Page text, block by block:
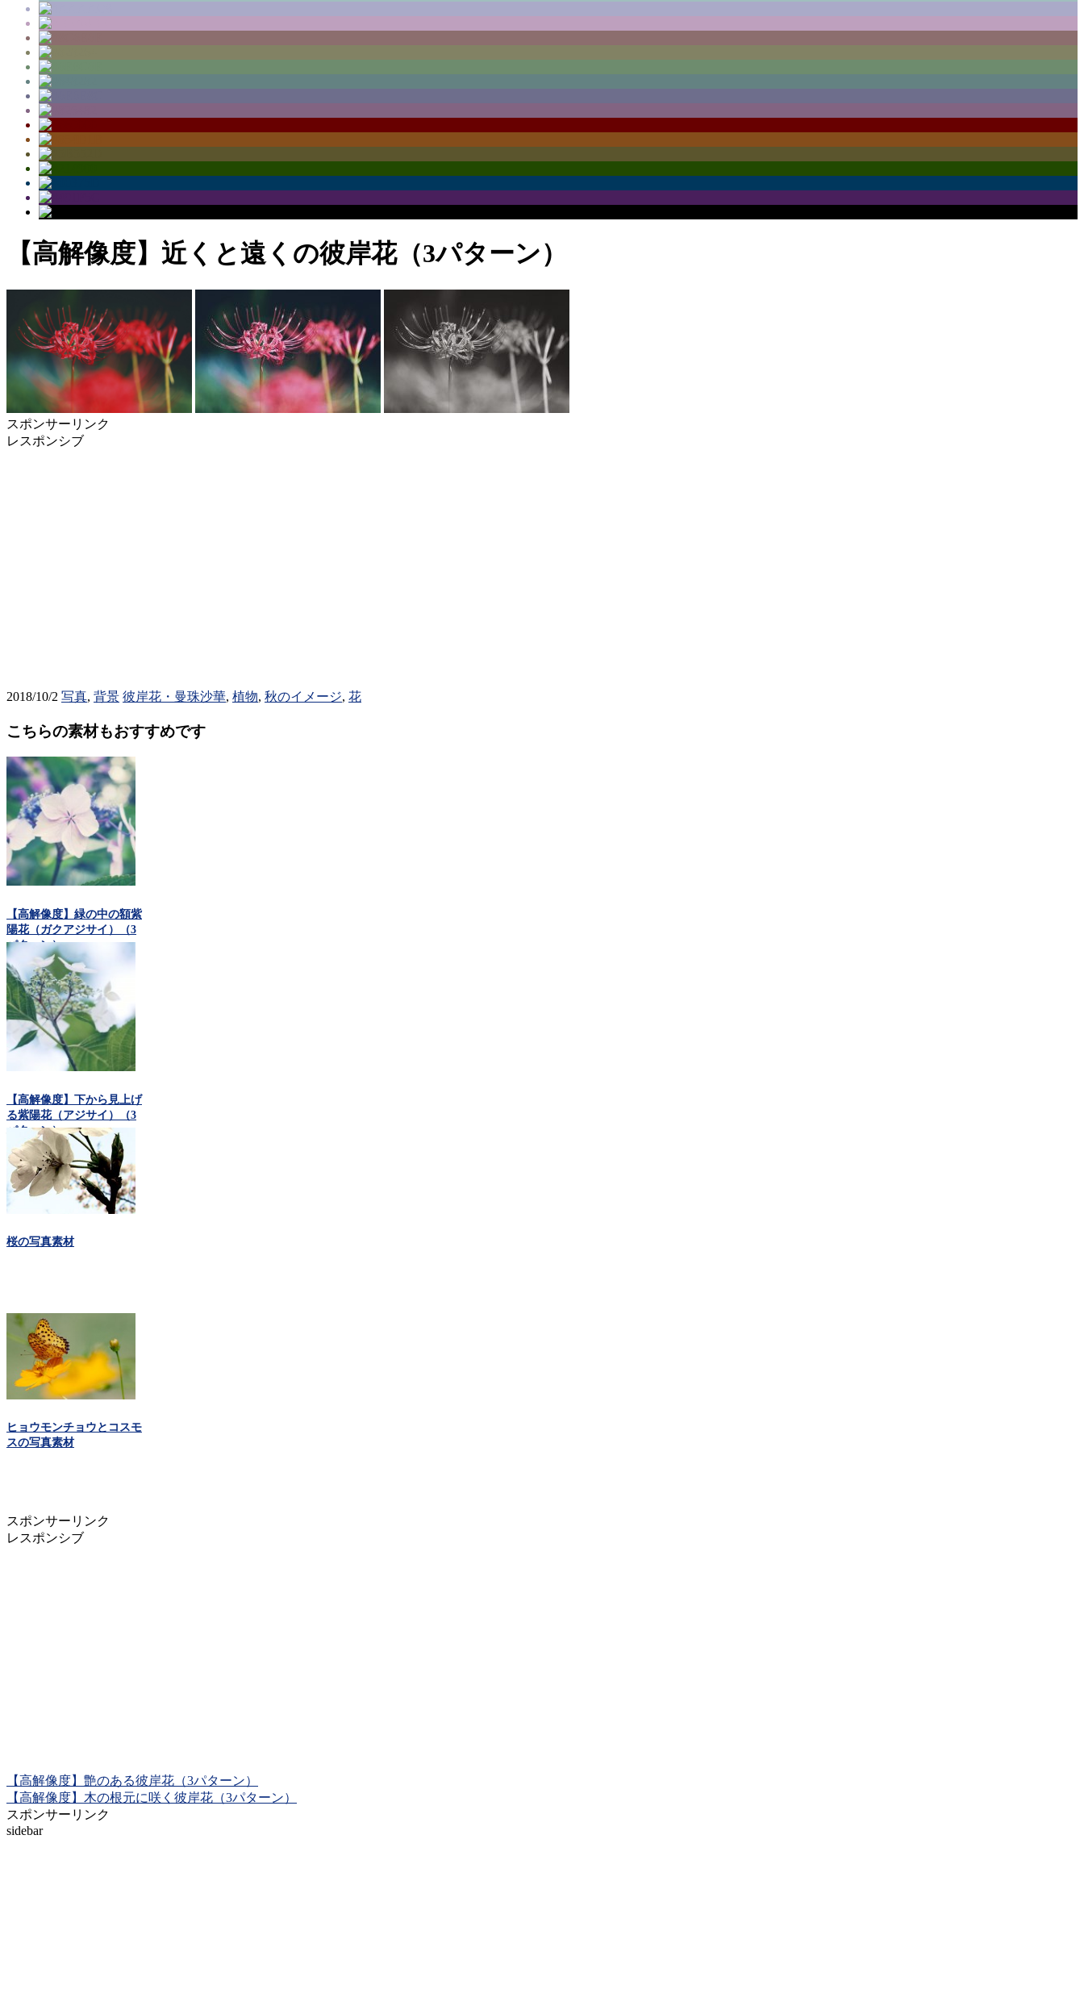
【高解像度】近くと遠くの彼岸花（3パターン）
スポンサーリンク
レスポンシブ
2018/10/2 写真, 背景 彼岸花・曼珠沙華, 植物, 秋のイメージ, 花
こちらの素材もおすすめです
【高解像度】緑の中の額紫
陽花（ガクアジサイ）（3
パターン）
【高解像度】下から見上げ
る紫陽花（アジサイ）（3
パターン）
桜の写真素材
ヒョウモンチョウとコスモ
スの写真素材
スポンサーリンク
レスポンシブ
【高解像度】艶のある彼岸花（3パターン）
【高解像度】木の根元に咲く彼岸花（3パターン）
スポンサーリンク
sidebar